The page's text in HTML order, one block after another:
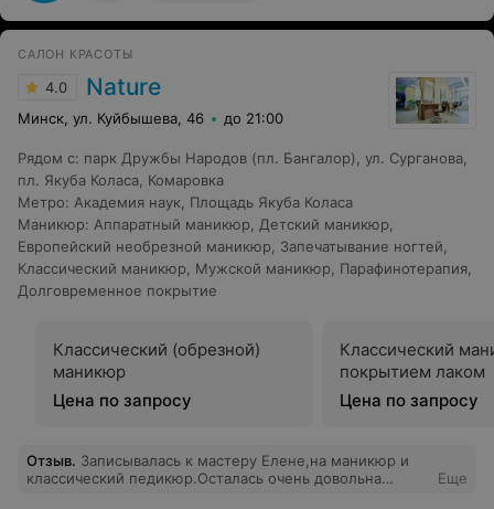
САЛОН КРАСОТЫ
4.0 Nature
Минск, ул. Куйбышева, 46 до 21:00
Рядом с: парк Дружбы Народов (пл. Бангалор) ул. Сурганова
пл. Якуба Коласа Комаровка
Метро: Академия наук Площадь Якуба Коласа
Маникюр: Аппаратный маникюр Детский маникюр
Европейский необрезной маникюр
Запечатывание ногтей
Классический маникюр
Мужской маникюр Парафинотерапия
Долговременное покрытие
Классический (обрезной)
маникюр
Цена по запросу
Классический
покрытием лаком
Цена по запросу
Отзыв. Записывалась к мастеру Елене,на маникюр и
классический педикюр.Осталась очень довольна
Еще